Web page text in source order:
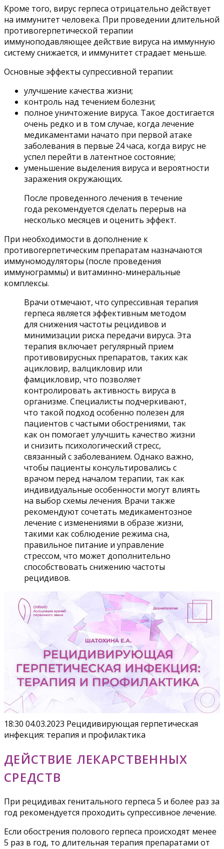
Кроме того, вирус герпеса отрицательно действует
на иммунитет человека. При проведении длительной
противогерпетической терапии
иммуноподавляющее действие вируса на иммунную
систему снижается, и иммунитет страдает меньше.
Основные эффекты супрессивной терапии:
улучшение качества жизни;
контроль над течением болезни;
полное уничтожение вируса. Такое достигается
очень редко и в том случае, когда лечение
медикаментами начато при первой атаке
заболевания в первые 24 часа, когда вирус не
успел перейти в латентное состояние;
уменьшение выделения вируса и вероятности
заражения окружающих.
После проведенного лечения в течение
года рекомендуется сделать перерыв на
несколько месяцев и оценить эффект.
При необходимости в дополнение к
противогерпетическим препаратам назначаются
иммуномодуляторы (после проведения
иммунограммы) и витаминно-минеральные
комплексы.
Врачи отмечают, что супрессивная терапия
герпеса является эффективным методом
для снижения частоты рецидивов и
минимизации риска передачи вируса. Эта
терапия включает регулярный прием
противовирусных препаратов, таких как
ацикловир, валцикловир или
фамцикловир, что позволяет
контролировать активность вируса в
организме. Специалисты подчеркивают,
что такой подход особенно полезен для
пациентов с частыми обострениями, так
как он помогает улучшить качество жизни
и снизить психологический стресс,
связанный с заболеванием. Однако важно,
чтобы пациенты консультировались с
врачом перед началом терапии, так как
индивидуальные особенности могут влиять
на выбор схемы лечения. Врачи также
рекомендуют сочетать медикаментозное
лечение с изменениями в образе жизни,
такими как соблюдение режима сна,
правильное питание и управление
стрессом, что может дополнительно
способствовать снижению частоты
рецидивов.
18:30 04.03.2023 Рецидивирующая герпетическая
инфекция: терапия и профилактика
ДЕЙСТВИЕ ЛЕКАРСТВЕННЫХ
СРЕДСТВ
При рецидивах генитального герпеса 5 и более раз за
год рекомендуется проходить супрессивное лечение.
Если обострения полового герпеса происходят менее
5 раз в год, то длительная терапия препаратами от